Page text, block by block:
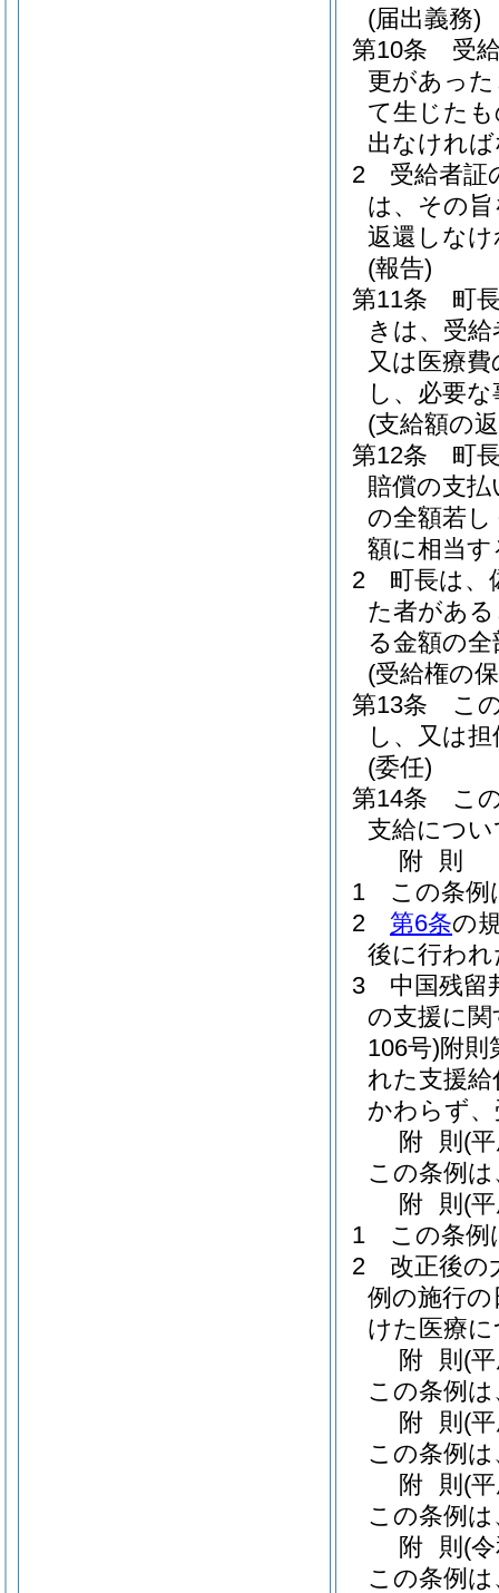
(届出義務)
第10条
受
更があっ
て生じた
出なけれ
2
受給者証
は、その
返還しな
(報告)
第11条
町
きは、受
又は医療
し、必要
(支給額の
第12条
町
賠償の支
の全額若
額に相当
2
町長は、
た者があ
る金額の
(受給権の
第13条
こ
し、又は
(委任)
第14条
こ
支給につ
附 則
1
この条例
2
第6条の
後に行わ
3
中国残留
の支援に
106号)附則
れた支援
かわらず
附 則 (
この条例
附 則 (
1
この条例
2
改正後の
例の施行
けた医療
附 則 (
この条例
附 則 (
この条例
附 則 (
この条例
附 則 (
この条例